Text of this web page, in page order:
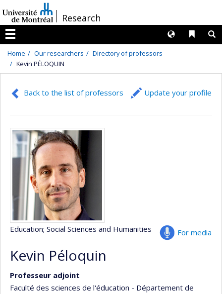
au
contenu
/Research
Menu
Liens
Langues
Home Our researchers
Directory of professors
Kevin PÉLOQUIN
Back to the list of professors Update your profile
For media
Education; Social Sciences and Humanities
Kevin Péloquin
Professeur adjoint
Faculté des sciences de l'éducation - Département de